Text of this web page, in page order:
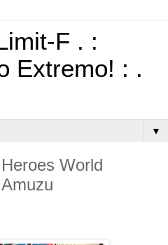
F . :
Extremo! : .
▼
World